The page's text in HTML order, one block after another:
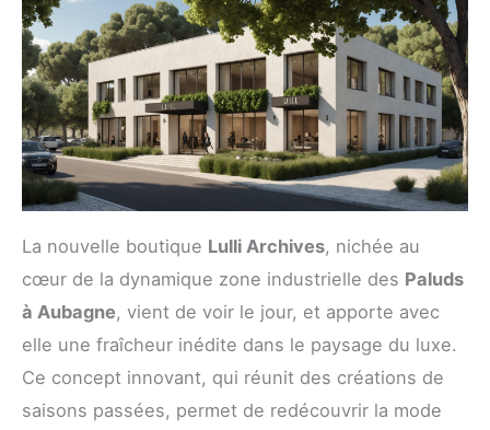
La nouvelle boutique Lulli Archives, nichée au
cœur de la dynamique zone industrielle des Paluds
à Aubagne, vient de voir le jour, et apporte avec
elle une fraîcheur inédite dans le paysage du luxe.
Ce concept innovant, qui réunit des créations de
saisons passées, permet de redécouvrir la mode